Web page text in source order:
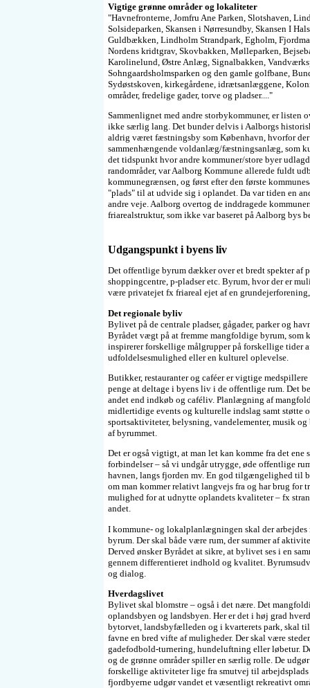
Vigtige grønne områder og lokaliteter
"Havnefronterne, Jomfru Ane Parken, Slotshaven,
Solsideparken, Skansen i Nørresundby, Skansen I
Guldbækken, Lindholm Strandpark, Egholm,
Nordens kridtgrav, Skovbakken, Mølleparken,
Karolinelund, Østre Anlæg, Signalbakken,
Sohngaardsholmsparken og den gamle golfbane,
Sydøstskoven, kirkegårdene, idrætsanlæggene,
områder, fredelige gader, torve og pladser...."
Sammenlignet med andre storbykommuner, er listen
ikke særlig lang. Det bunder delvis i Aalborgs
aldrig været fæstningsby som København, hvorfor
sammenhængende voldanlæg/fæstningsanlæg, som
det tidspunkt hvor andre kommuner/store byer
randområder, var Aalborg Kommune allerede fuldt
kommunegrænsen, og først efter den første
"plads" til at udvide sig i oplandet. Da var tiden en
andre veje. Aalborg overtog de inddragede
friarealstruktur, som ikke var baseret på Aalborg bys
Udgangspunkt i byens liv
Det offentlige byrum dækker over et bredt spekter af
shoppingcentre, p-pladser etc. Byrum, hvor der er
være privatejet fx friareal ejet af en
Det regionale byliv
Bylivet på de centrale pladser, gågader, parker og
Byrådet vægt på at fremme mangfoldige byrum, som
inspirerer forskellige målgrupper på forskellige tider
udfoldelsesmulighed eller en kulturel oplevelse.
Butikker, restauranter og caféer er vigtige
penge at deltage i byens liv i de offentlige rum. Det
andet end indkøb og caféliv. Planlægning af
midlertidige events og kulturelle indslag samt støtte
sportsaktiviteter, belysning, vandelementer, musik
af byrummet.
Det er også vigtigt, at man let kan komme fra det
forbindelser – så vi undgår utrygge, øde offentlige
havnen, langs fjorden mv. En god tilgængelighed til
om man kommer relativt langvejs fra og har brug for
mulighed for at udnytte oplandets kvaliteter – fx
andet.
I kommune- og lokalplanlægningen skal der
byrum. Der skal både være rum, der summer af
Derved ønsker Byrådet at sikre, at bylivet ses i en
gennem differentieret indhold og kvalitet.
og dialog.
Hverdagslivet
Bylivet skal blomstre – også i det nære. Det
oplandsbyen og landsbyen. Her er det i høj grad
bytorvet, landsbyfælleden og i kvarterets park, skal
favne en bred vifte af muligheder. Der skal være
gadefodbold-turnering, hundeluftning eller løbetur.
og de grønne områder spiller en særlig rolle. De
forskellige aktiviteter lige fra smutvej til
fjordbyerne udgør vandet et væsentligt rekreativt